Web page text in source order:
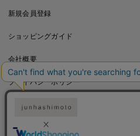
新規会員登録
ショッピングガイド
会社概要
プライバシーポリシー
通信販売法に基づく表記
利用規約